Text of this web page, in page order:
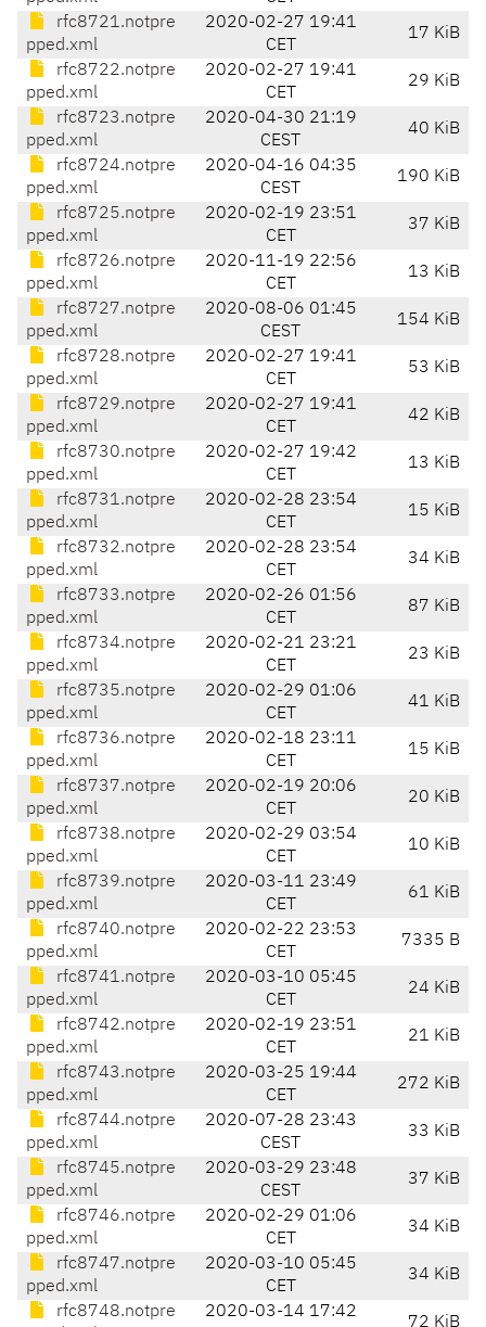
rfc8721.notpre
pped.xml
2020-02-27 19:41
CET
17 KiB
rfc8722.notpre
pped.xml
2020-02-27 19:41
CET
29 KiB
rfc8723.notpre
pped.xml
2020-04-30 21:19
CEST
40 KiB
rfc8724.notpre
pped.xml
2020-04-16 04:35
CEST
190 KiB
rfc8725.notpre
pped.xml
2020-02-19 23:51
CET
37 KiB
rfc8726.notpre
pped.xml
2020-11-19 22:56
CET
13 KiB
rfc8727.notpre
pped.xml
2020-08-06 01:45
CEST
154 KiB
rfc8728.notpre
pped.xml
2020-02-27 19:41
CET
53 KiB
rfc8729.notpre
pped.xml
2020-02-27 19:41
CET
42 KiB
rfc8730.notpre
pped.xml
2020-02-27 19:42
CET
13 KiB
rfc8731.notpre
pped.xml
2020-02-28 23:54
CET
15 KiB
rfc8732.notpre
pped.xml
2020-02-28 23:54
CET
34 KiB
rfc8733.notpre
pped.xml
2020-02-26 01:56
CET
87 KiB
rfc8734.notpre
pped.xml
2020-02-21 23:21
CET
23 KiB
rfc8735.notpre
pped.xml
2020-02-29 01:06
CET
41 KiB
rfc8736.notpre
pped.xml
2020-02-18 23:11
CET
15 KiB
rfc8737.notpre
pped.xml
2020-02-19 20:06
CET
20 KiB
rfc8738.notpre
pped.xml
2020-02-29 03:54
CET
10 KiB
rfc8739.notpre
pped.xml
2020-03-11 23:49
CET
61 KiB
rfc8740.notpre
pped.xml
2020-02-22 23:53
CET
7335 B
rfc8741.notpre
pped.xml
2020-03-10 05:45
CET
24 KiB
rfc8742.notpre
pped.xml
2020-02-19 23:51
CET
21 KiB
rfc8743.notpre
pped.xml
2020-03-25 19:44
CET
272 KiB
rfc8744.notpre
pped.xml
2020-07-28 23:43
CEST
33 KiB
rfc8745.notpre
pped.xml
2020-03-29 23:48
CEST
37 KiB
rfc8746.notpre
pped.xml
2020-02-29 01:06
CET
34 KiB
rfc8747.notpre
pped.xml
2020-03-10 05:45
CET
34 KiB
rfc8748.notpre
2020-03-14 17:42
72 KiB